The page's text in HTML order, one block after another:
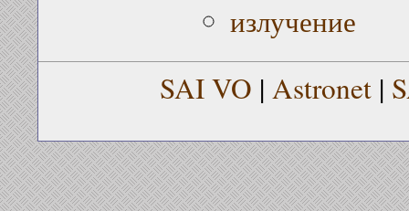
излучение
SAI VO | Astronet |